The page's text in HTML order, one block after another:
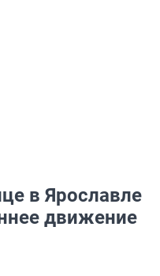
в Ярославле
движение